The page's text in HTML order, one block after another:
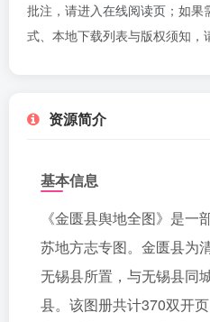
批注，请进入在线阅读页 ；如
式、本地下载列表与版权须知，
资源简介
基本信息
《金匮县舆地全图》是
苏地方志专图。金匮县为
无锡县所置，与无锡县同
县。该图册共计370双开